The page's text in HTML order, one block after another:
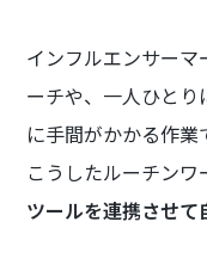
インフルエンサー
ーチや、一人ひと
に手間がかかる作業
こうしたルーチンワ
ツールを連携させて